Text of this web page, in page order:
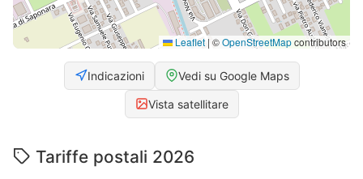
Leaflet | ©OpenStreetMapcontributors
Indicazioni Vedi su Google Maps
Vista satellitare
Tariffe postali 2026